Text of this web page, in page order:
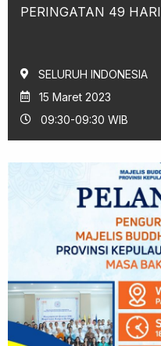
PERINGATAN 49
SELURUH INDONESIA
15 Maret 2023
09:30-09:30 WIB